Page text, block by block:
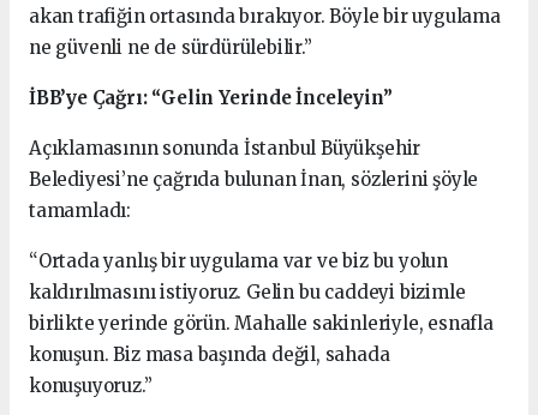
akan trafiğin ortasında bırakıyor. Böyle bir uygulama
ne güvenli ne de sürdürülebilir.”
İBB’ye Çağrı: “Gelin Yerinde İnceleyin”
Açıklamasının sonunda İstanbul Büyükşehir
Belediyesi’ne çağrıda bulunan İnan, sözlerini şöyle
tamamladı:
“Ortada yanlış bir uygulama var ve biz bu yolun
kaldırılmasını istiyoruz. Gelin bu caddeyi bizimle
birlikte yerinde görün. Mahalle sakinleriyle, esnafla
konuşun. Biz masa başında değil, sahada
konuşuyoruz.”